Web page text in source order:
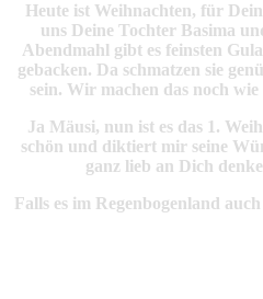
Heute ist Weihnachten, für
uns Deine Tochter Basima
Abendmahl gibt es feinsten
gebacken. Da schmatzen sie
sein. Wir machen das noch
Ja Mäusi, nun ist es das 1.
schön und diktiert mir seine
ganz lieb an Dich
Falls es im Regenbogenland